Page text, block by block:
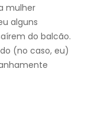
mulher
alguns
do balcão.
(no caso, eu)